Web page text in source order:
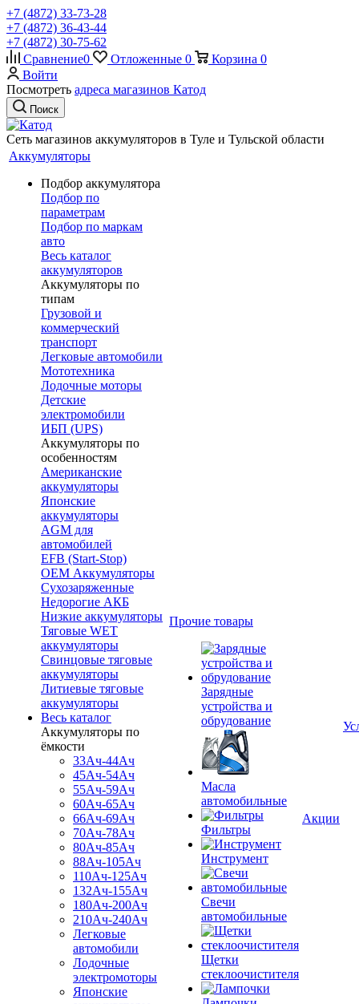
+7 (4872) 33-73-28
+7 (4872) 36-43-44
+7 (4872) 30-75-62
Сравнение0 Отложенные 0 Корзина 0
Войти
Посмотреть адреса магазинов Катод
Поиск
Сеть магазинов аккумуляторов в Туле и Тульской области
Аккумуляторы
Подбор аккумулятора
Подбор по
параметрам
Подбор по маркам
авто
Весь каталог
аккумуляторов
Аккумуляторы по
типам
Грузовой и
коммерческий
транспорт
Легковые автомобили
Мототехника
Лодочные моторы
Детские
электромобили
ИБП (UPS)
Аккумуляторы по
особенностям
Американские
аккумуляторы
Японские
аккумуляторы
AGM для
автомобилей
EFB (Start-Stop)
OEM Аккумуляторы
Сухозаряженные
Недорогие АКБ
Низкие аккумуляторы
Тяговые WET
аккумуляторы
Свинцовые тяговые
аккумуляторы
Литиевые тяговые
аккумуляторы
Весь каталог
Аккумуляторы по
ёмкости
33Ач-44Ач
45Ач-54Ач
55Ач-59Ач
60Ач-65Ач
66Ач-69Ач
70Ач-78Ач
80Ач-85Ач
88Ач-105Ач
110Ач-125Ач
132Ач-155Ач
180Ач-200Ач
210Ач-240Ач
Легковые
автомобили
Лодочные
электромоторы
Японские
Прочие товары
Зарядные
устройства и
обрудование
Масла
автомобильные
Фильтры
Инструмент
Свечи
автомобильные
Щетки
стеклоочистителя
Акции